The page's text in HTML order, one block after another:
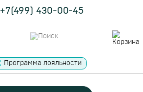
+7(499) 430-00-45
Программа лояльности